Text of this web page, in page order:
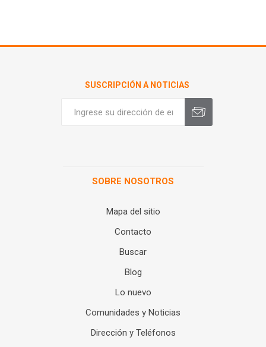
SUSCRIPCIÓN A NOTICIAS
SOBRE NOSOTROS
Mapa del sitio
Contacto
Buscar
Blog
Lo nuevo
Comunidades y Noticias
Dirección y Teléfonos